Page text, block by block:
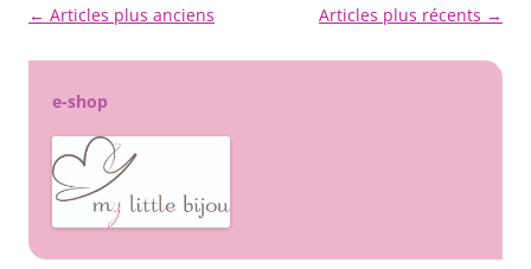
Navigation
← Articles plus anciens Articles plus récents →
e-shop